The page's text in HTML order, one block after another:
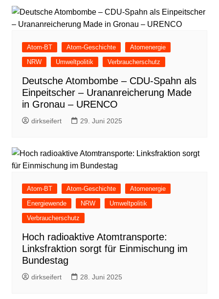
Atom-BT Atom-Geschichte
Atomenergie
NRW
Umweltpolitik Verbraucherschutz
Deutsche Atombombe – CDU-Spahn als
Einpeitscher – Urananreicherung Made
in Gronau – URENCO
dirkseifert 29. Juni 2025
Atom-BT Atom-Geschichte
Atomenergie
Energiewende
NRW
Umweltpolitik
Verbraucherschutz
Hoch radioaktive Atomtransporte:
Linksfraktion sorgt für Einmischung im
Bundestag
dirkseifert 28. Juni 2025